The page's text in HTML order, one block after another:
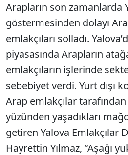
Arapların son zamanlarda
göstermesinden dolayı
emlakçıları solladı.
piyasasında Arapların
emlakçıların işlerinde
sebebiyet verdi. Yurt dışı
Arap emlakçılar tarafından
yüzünden yaşadıkları
getiren Yalova Emlakçılar
Hayrettin Yılmaz, “Aşağı